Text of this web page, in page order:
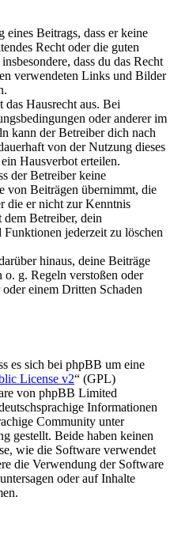
Beitrags, dass er keine
Recht oder die guten
dass du das Recht
verwendeten Links und Bilder
Hausrecht aus. Bei
oder anderer im
kann der Betreiber dich nach
von der Nutzung dieses
Hausverbot erteilen.
der Betreiber keine
von Beiträgen übernimmt, die
die er nicht zur Kenntnis
dem Betreiber, dein
jederzeit zu löschen
hinaus, deine Beiträge
o. g. Regeln verstoßen oder
einem Dritten Schaden
es sich bei phpBB um eine
License v2“ (GPL)
von phpBB Limited
Informationen
Community unter
gestellt. Beide haben keinen
wie die Software verwendet
die Verwendung der Software
oder auf Inhalte